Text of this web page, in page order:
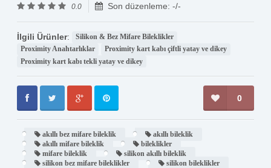
0.0 Son düzenleme: -/-
İlgili Ürünler:
Silikon & Bez Mifare Bileklikler
Proximity Anahtarlıklar
Proximity kart kabı çiftli yatay ve dikey
Proximity kart kabı tekli yatay ve dikey
0
akıllı bez mifare bileklik
akıllı bileklik
akıllı mifare bileklik
bileklikler
mifare bileklik
silikon akıllı bileklik
silikon bez mifare bileklikler
silikon bileklikler